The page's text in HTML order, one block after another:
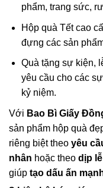
phẩm, trang sức,
Hộp quà Tết cao
đựng các sản
Quà tặng sự kiện,
yêu cầu cho các
kỷ niệm.
Với Bao Bì Giấy
sản phẩm hộp quà
riêng biệt theo yêu
nhân hoặc theo dịp
giúp tạo dấu ấn